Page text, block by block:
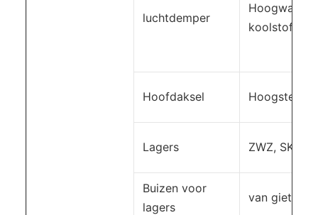
luchtdemper
koolstofstaal
Hoofdaksel Hoogsterke
Lagers ZWZ, SKF,
Buizen voor
lagers
van gietijzer